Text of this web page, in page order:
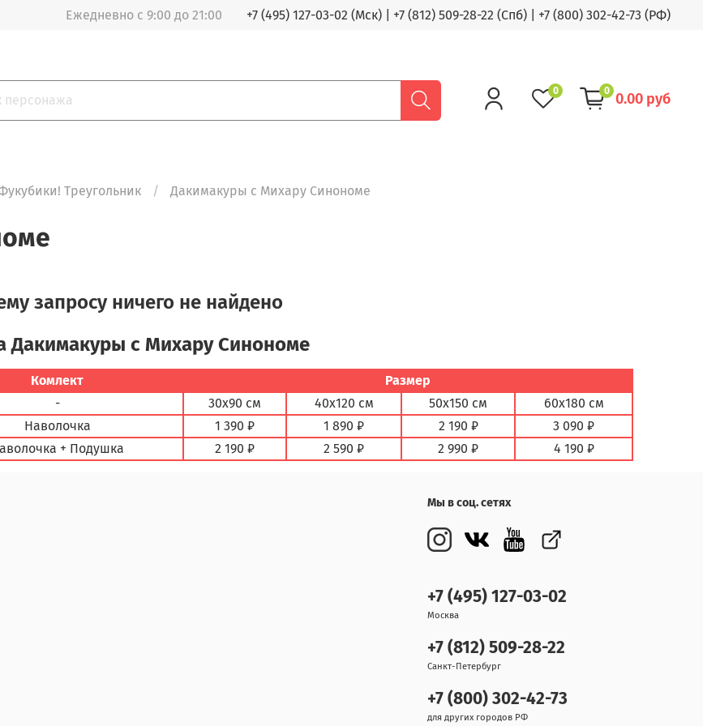
Ежедневно с 9:00 до 21:00 +7 (495) 127-03-02 (Мск) +7 (812) 509-28-22 (Спб) +7 (800) 302-42-73 (РФ)
0 0 0.00 руб
Треугольник Дакимакуры с Михару Синономе
запросу ничего не найдено
Дакимакуры с Михару Синономе
Комлект
Размер
-
30х90 см 40х120 см 50х150 см
60х180 см
Наволочка
1 390 ₽ 1 890 ₽ 2 190 ₽
3 090 ₽
+ Подушка
2 190 ₽ 2 590 ₽ 2 990 ₽ 4 190 ₽
Мы в соц. сетях
+7 (495) 127-03-02
Москва
+7 (812) 509-28-22
Санкт-Петербург
+7 (800) 302-42-73
для других городов РФ